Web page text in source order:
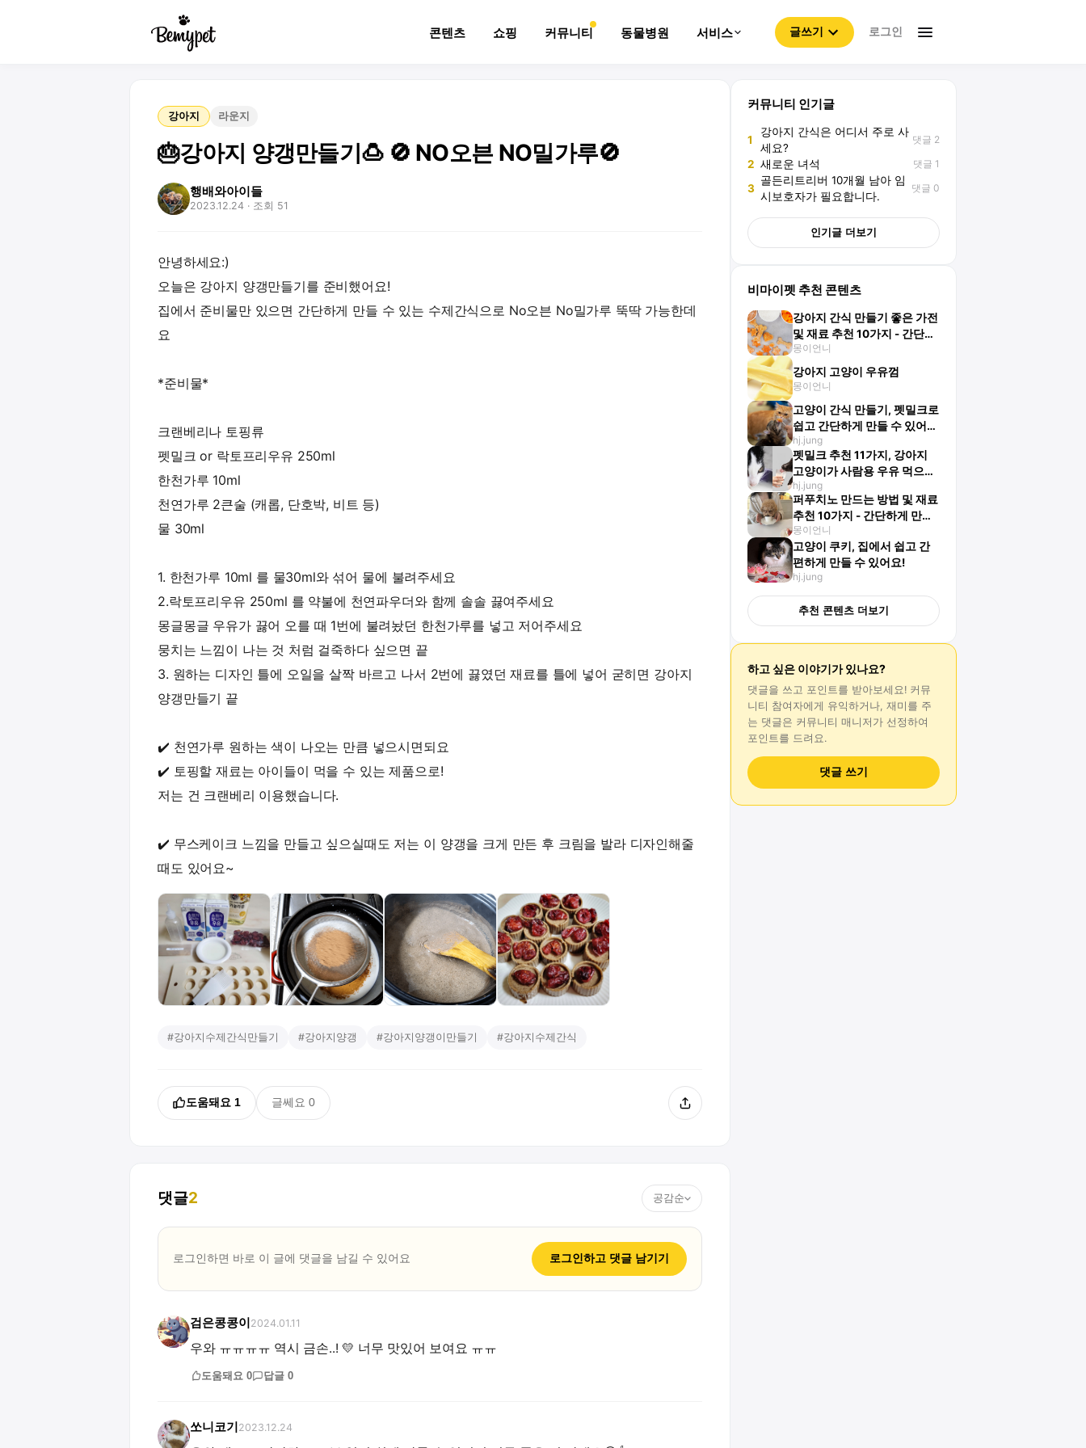
콘텐츠 쇼핑 커뮤니티 동물병원 서비스 글쓰기 로그인
강아지 라운지
🎂강아지 양갱만들기🍮 🚫 NO오븐 NO밀가루🚫
행배와아이들
2023.12.24 · 조회 51
안녕하세요:)
오늘은 강아지 양갱만들기를 준비했어요!
집에서 준비물만 있으면 간단하게 만들 수 있는 수제간식으로 No오븐 No밀가루 뚝딱 가능한데
요
*준비물*
크랜베리나 토핑류
펫밀크 or 락토프리우유 250ml
한천가루 10ml
천연가루 2큰술 (캐롭, 단호박, 비트 등)
물 30ml
1. 한천가루 10ml 를 물30ml와 섞어 물에 불려주세요
2.락토프리우유 250ml 를 약불에 천연파우더와 함께 솔솔 끓여주세요
몽글몽글 우유가 끓어 오를 때 1번에 불려놨던 한천가루를 넣고 저어주세요
뭉치는 느낌이 나는 것 처럼 걸죽하다 싶으면 끝
3. 원하는 디자인 틀에 오일을 살짝 바르고 나서 2번에 끓였던 재료를 틀에 넣어 굳히면 강아지
양갱만들기 끝
✔️ 천연가루 원하는 색이 나오는 만큼 넣으시면되요
✔️ 토핑할 재료는 아이들이 먹을 수 있는 제품으로!
저는 건 크랜베리 이용했습니다.
✔️ 무스케이크 느낌을 만들고 싶으실때도 저는 이 양갱을 크게 만든 후 크림을 발라 디자인해줄
때도 있어요~
#강아지수제간식만들기 #강아지양갱 #강아지양갱이만들기 #강아지수제간식
도움돼요 1 글쎄요 0
댓글2 공감순
로그인하면 바로 이 글에 댓글을 남길 수 있어요 로그인하고 댓글 남기기
검은콩콩이 2024.01.11
우와 ㅠㅠㅠㅠ 역시 금손..! 💛 너무 맛있어 보여요 ㅠㅠ
도움돼요 0 답글 0
쏘니코기 2023.12.24
커뮤니티 인기글
1
강아지 간식은 어디서 주로 사
세요?
댓글 2
2 새로운 녀석 댓글 1
3
골든리트리버 10개월 남아 임
시보호자가 필요합니다.
댓글 0
인기글 더보기
비마이펫 추천 콘텐츠
강아지 간식 만들기 좋은 가전
및 재료 추천 10가지 - 간단한
레시피 알아보기
몽이언니
강아지 고양이 우유껌
몽이언니
고양이 간식 만들기, 펫밀크로
쉽고 간단하게 만들 수 있어
요!
hj.jung
펫밀크 추천 11가지, 강아지
고양이가 사람용 우유 먹으면
안 돼요!
hj.jung
퍼푸치노 만드는 방법 및 재료
추천 10가지 - 간단하게 만들
수 있어요
몽이언니
고양이 쿠키, 집에서 쉽고 간
편하게 만들 수 있어요!
hj.jung
추천 콘텐츠 더보기
하고 싶은 이야기가 있나요?
댓글을 쓰고 포인트를 받아보세요! 커뮤
니티 참여자에게 유익하거나, 재미를 주
는 댓글은 커뮤니티 매니저가 선정하여
포인트를 드려요.
댓글 쓰기